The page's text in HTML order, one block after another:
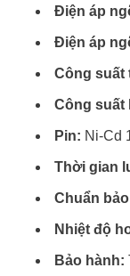
Điện áp
Điện áp
Công suất
Công suất
Pin: Ni-Cd
Thời gian
Chuẩn
Nhiệt độ
Bảo hành: